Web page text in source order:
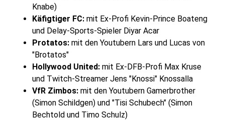
Knabe)
Käfigtiger FC: mit Ex-Profi Kevin-Prince Boateng
und Delay-Sports-Spieler Diyar Acar
Protatos: mit den Youtubern Lars und Lucas von
"Brotatos"
Hollywood United: mit Ex-DFB-Profi Max Kruse
und Twitch-Streamer Jens "Knossi" Knossalla
VfR Zimbos: mit den Youtubern Gamerbrother
(Simon Schildgen) und "Tisi Schubech" (Simon
Bechtold und Timo Schulz)